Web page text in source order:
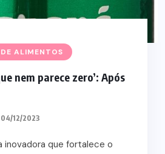
ALIMENTOS
nem parece zero’: Após
04/12/2023
inovadora que fortalece o